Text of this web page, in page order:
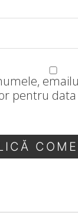
pentru